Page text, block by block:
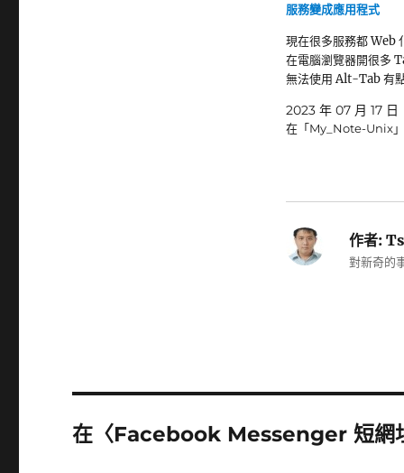
服務變成應用程式
現在很多服務都 Web
在電腦瀏覽器開很多
無法使用 Alt-Tab 有
2023 年 07 月 17 日
在「My_Note-Unix
作者:
對新奇的
在〈Facebook Messenger 短網